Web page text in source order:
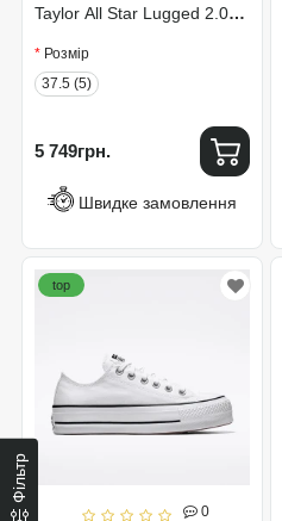
Фільтр
Taylor All Star Lugged 2.0
Розмір
37.5 (5)
5 749грн.
Швидке замовлення
0
top